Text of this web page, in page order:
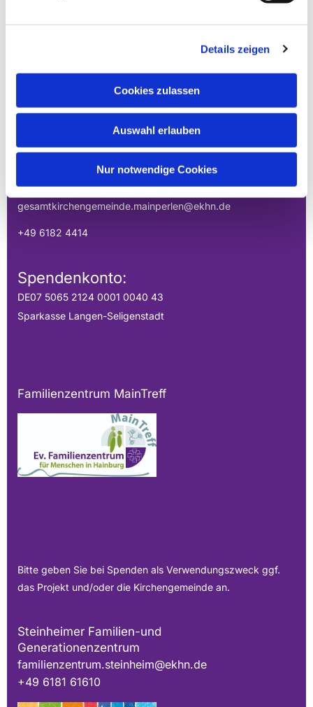
Details zeigen
Cookies zulassen
Auswahl erlauben
Nur notwendige Cookies
EVANGELISCHE
GESAMTKIRCHENGEMEINDE DER
MAINPERLEN
Uhlandstraße 1
Hainburg, Hessen 63512
gesamtkirchengemeinde.mainperlen@ekhn.de
+49 6182 4414
Spendenkonto:
DE07 5065 2124 0001 0040 43
Sparkasse Langen-Seligenstadt
Familienzentrum MainTreff
Bitte geben Sie bei Spenden als Verwendungszweck ggf.
das Projekt und/oder die Kirchengemeinde an.
Steinheimer Familien-und
Generationenzentrum
familienzentrum.steinheim@ekhn.de
+49 6181 61610